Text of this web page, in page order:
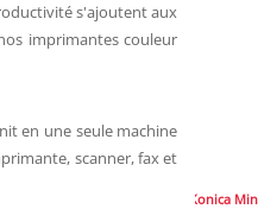
s'ajoutent aux
imprimantes couleur
en une seule machine
scanner, fax et
Konica